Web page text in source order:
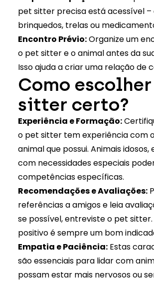
pet sitter precisa está acessível –
brinquedos, trelas ou
Encontro Prévio:Organize um
o pet sitter e o animal antes da
Isso ajuda a criar uma relação de
Como
sitter certo?
Experiência e Formação:
o pet sitter tem experiência com
animal que possui. Animais idosos,
com necessidades especiais
competências específicas.
Recomendações e Avaliações:
referências a amigos e leia
se possível, entreviste o pet
positivo é sempre um bom
Empatia e Paciência:Estas
são essenciais para lidar com
possam estar mais nervosos ou